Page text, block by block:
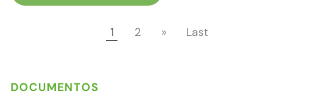
1 2 » Last
DOCUMENTOS